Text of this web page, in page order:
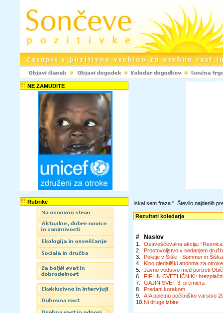
NE ZAMUDITE
Rubrike Iskal sem fraza ''. Število najdenih
Rezultati koledarja
# Naslov
1.
Ozaveščevalna akcija:
2.
Prostovoljstvo v sedanjem
3.
Poletje v Šiški - Summer in
4.
Kino gledališki abonma za
5.
Javno vodstvo med portreti
6.
FIFI IN CVETLIČNIKI:
7.
GAJIN SVET 3, premiera
8.
Predani korakom
9.
AIA poletno počitniško varstvo
10. Ni druge izbire